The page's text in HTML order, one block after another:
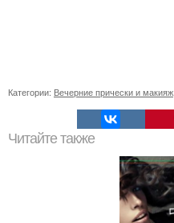
Категории: Вечерние прически и макияж
Читайте также